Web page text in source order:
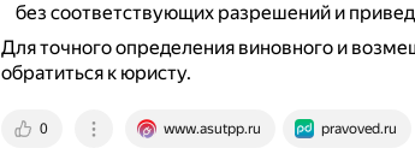
без соответствующих разрешений и
Для точного определения виновного и
обратиться к юристу.
0 www.asutpp.ru pravoved.ru